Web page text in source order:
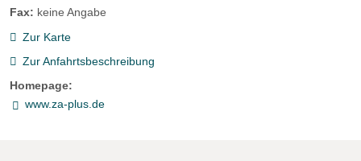
Fax: keine Angabe
Zur Karte
Zur Anfahrtsbeschreibung
Homepage:
www.za-plus.de